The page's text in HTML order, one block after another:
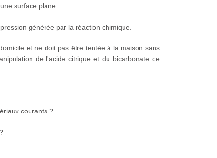
surface plane.
générée par la réaction chimique.
et ne doit pas être tentée à la maison sans
de l'acide citrique et du bicarbonate de
courants ?